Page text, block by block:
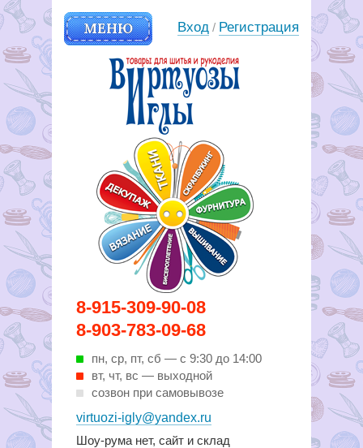
8-915-309-90-08
8-903-783-09-68
пн, ср, пт, cб — с 9:30 до 14:00
вт, чт, вс — выходной
созвон при самовывозе
virtuozi-igly@yandex.ru
Шоу-рума нет, сайт и склад
МЕНЮ
Вирутозы иглы. Товары для
шитья и рукоделья
Вход / Регистрация